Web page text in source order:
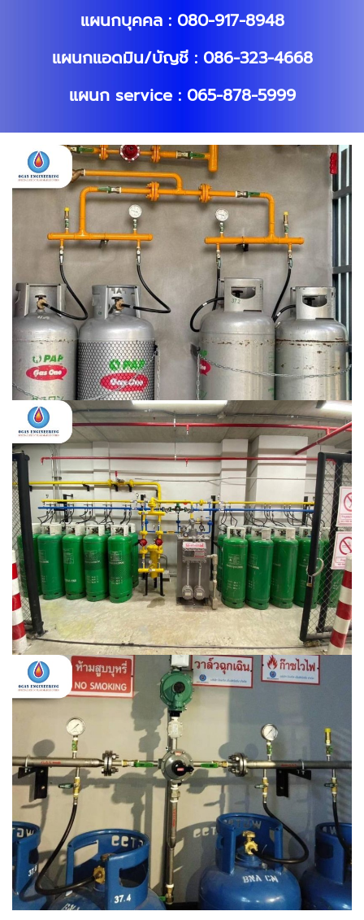
แผนกบุคคล : 080-917-8948
แผนกแอดมิน/บัญชี : 086-323-4668
แผนก service : 065-878-5999